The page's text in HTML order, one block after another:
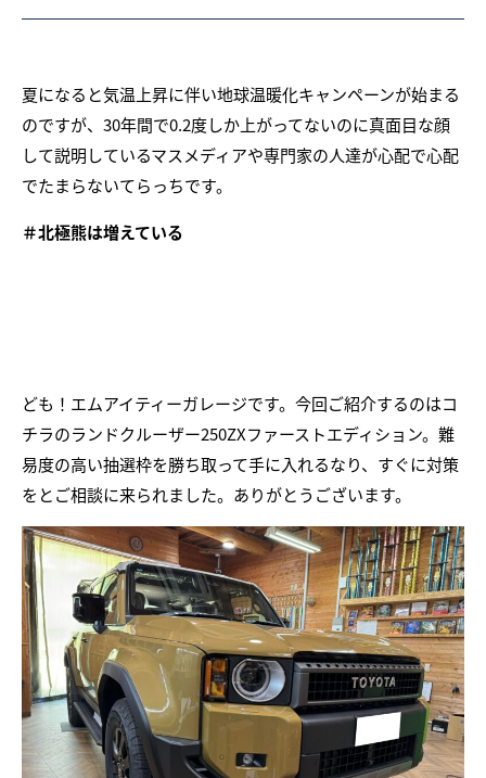
夏になると気温上昇に伴い地球温暖化キャンペーンが始まる
のですが、30年間で0.2度しか上がってないのに真面目な顔
して説明しているマスメディアや専門家の人達が心配で心配
でたまらないてらっちです。
＃北極熊は増えている
ども！エムアイティーガレージです。今回ご紹介するのはコ
チラのランドクルーザー250ZXファーストエディション。難
易度の高い抽選枠を勝ち取って手に入れるなり、すぐに対策
をとご相談に来られました。ありがとうございます。